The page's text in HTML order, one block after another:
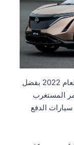
فازت نيسان بجائزة سيارة العام المرموقة لعام 2022 بفضل
المستغرب
الدفع